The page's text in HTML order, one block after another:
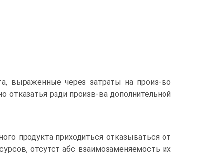
выраженные через затраты на произ-во
отказатья ради произв-ва дополнительной
продукта приходиться отказываться от
отсутст абс взаимозаменяемость их